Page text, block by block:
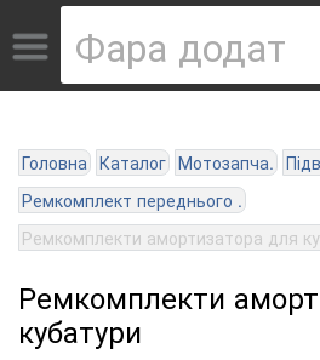
Головна Каталог Мотозапча.
Ремкомплект переднього .
Ремкомплекти амортизатора для
Ремкомплекти
кубатури